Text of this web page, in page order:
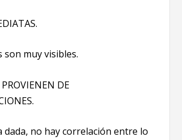
son muy visibles.
PROVIENEN DE
dada, no hay correlación entre lo